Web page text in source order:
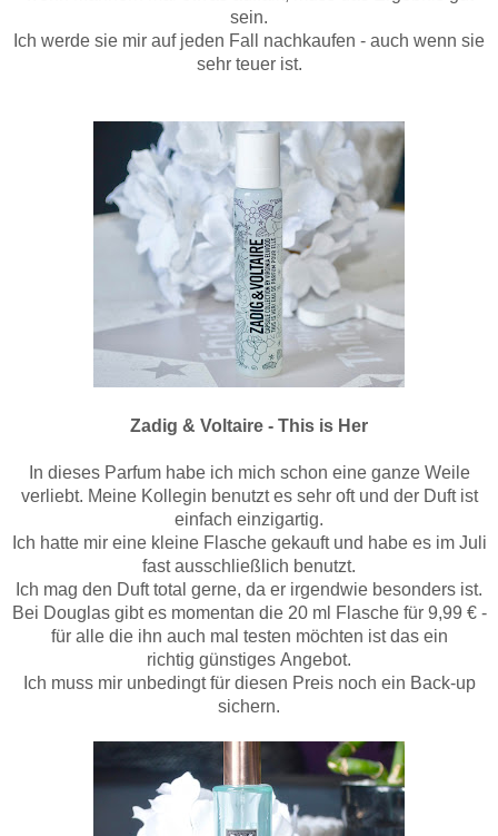
sein.
Ich werde sie mir auf jeden Fall nachkaufen - auch wenn sie
sehr teuer ist.
Zadig & Voltaire - This is Her
In dieses Parfum habe ich mich schon eine ganze Weile
verliebt. Meine Kollegin benutzt es sehr oft und der Duft ist
einfach einzigartig.
Ich hatte mir eine kleine Flasche gekauft und habe es im Juli
fast ausschließlich benutzt.
Ich mag den Duft total gerne, da er irgendwie besonders ist.
Bei Douglas gibt es momentan die 20 ml Flasche für 9,99 € -
für alle die ihn auch mal testen möchten ist das ein
richtig günstiges Angebot.
Ich muss mir unbedingt für diesen Preis noch ein Back-up
sichern.